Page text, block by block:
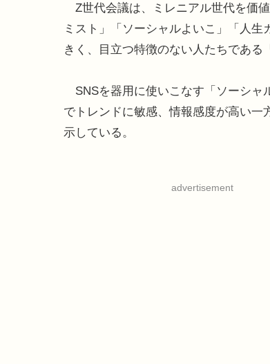
Z世代会議は、ミレニアル世代を価
ミスト」「ソーシャルよいこ」「人
きく、目立つ特徴のない人たちである
SNSを器用に使いこなす「ソーシャ
でトレンドに敏感、情報感度が高い
示している。
advertisement